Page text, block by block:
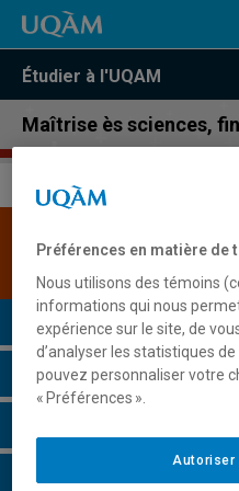
Étudier à l'UQAM
Maîtrise ès sciences,
Une version plus
Présentation du
Conditions d'admission
Particularités
Préférences en matière de
Nous utilisons des témoins
informations qui nous
expérience sur le site, de
d’analyser les statistiques
pouvez personnaliser votre
« Préférences ».
Autoriser